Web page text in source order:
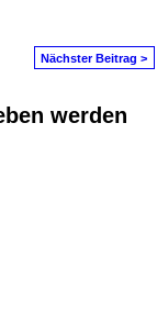
Nächster Beitrag >
werden